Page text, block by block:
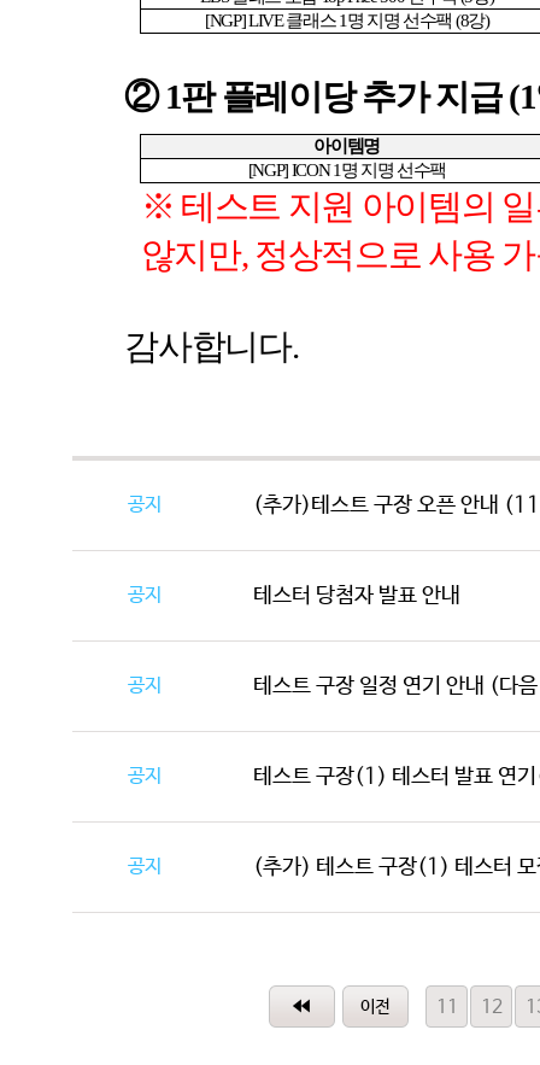
[NGP] LIVE클래스1명 지명 선수팩 (8강)
②1판 플레이당 추가 지급(1
아이템명
[NGP] ICON 1명 지명 선수팩
※ 테스트 지원 아이템의
않지만, 정상적으로 사용
감사합니다.
공지 (추가)테스트 구장 오픈 안내
공지 테스터 당첨자 발표 안내
공지 테스트 구장 일정 연기 안내 (다
공지 테스트 구장(1) 테스터 발표 연
공지 (추가) 테스트 구장(1) 테스터
11 12